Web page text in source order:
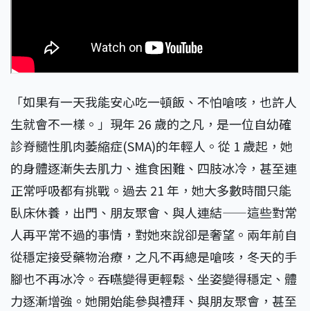
「如果有一天我能安心吃一頓飯、不怕嗆咳，也許人
生就會不一樣。」現年 26 歲的之凡，是一位自幼確
診脊髓性肌肉萎縮症(SMA)的年輕人。從 1 歲起，她
的身體逐漸失去肌力、進食困難、四肢冰冷，甚至連
正常呼吸都有挑戰。過去 21 年，她大多數時間只能
臥床休養，出門、朋友聚會、與人連結——這些對常
人再平常不過的事情，對她來說卻是奢望。兩年前自
從穩定接受藥物治療，之凡不再總是嗆咳，冬天的手
腳也不再冰冷。吞嚥變得更輕鬆、坐姿變得穩定、體
力逐漸增強。她開始能參與禮拜、與朋友聚會，甚至